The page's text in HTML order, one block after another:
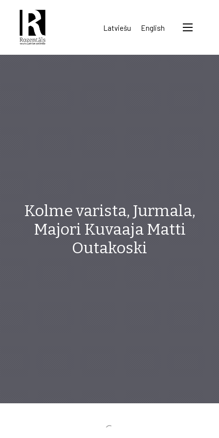
Rozentāls-
seura
Latviešu English
Kolme varista, Jurmala,
Majori Kuvaaja Matti
Outakoski